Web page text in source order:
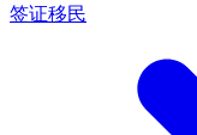
签证移民